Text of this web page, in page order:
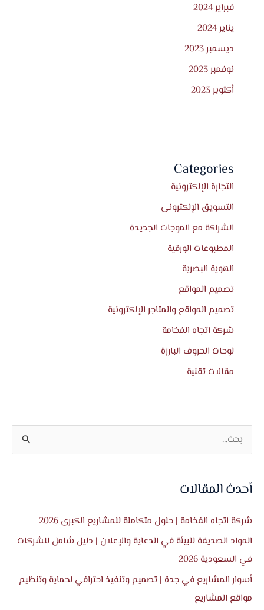
فبراير 2024
يناير 2024
ديسمبر 2023
نوفمبر 2023
أكتوبر 2023
Categories
التجارة الإلكترونية
التسويق الإلكترونى
الشراكة مع الموجات الجديدة
المطبوعات الورقية
الهوية البصرية
تصميم المواقع
تصميم المواقع والمتاجر الإلكترونية
شركة اتجاه الفخامة
لوحات الحروف البارزة
مقالات تقنية
ل
ح
ث
أحدث المقالات
شركة اتجاه الفخامة | حلول متكاملة للمشاريع الكبرى 2026
المواد الصديقة للبيئة في الدعاية والإعلان | دليل شامل للشركات
في السعودية 2026
أسوار المشاريع في جدة | تصميم وتنفيذ احترافي لحماية وتنظيم
مواقع المشاريع